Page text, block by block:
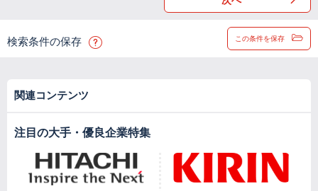
検索条件の保存 この条件を保存
関連コンテンツ
注目の大手・優良企業特集